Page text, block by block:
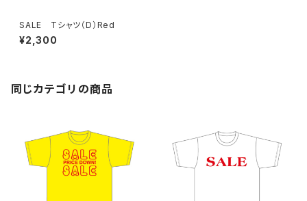
SALE Tシャツ（D）Red
¥2,300
同じカテゴリの商品